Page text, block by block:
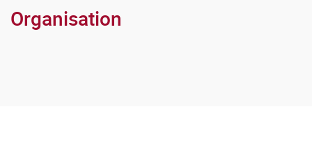
Organisation